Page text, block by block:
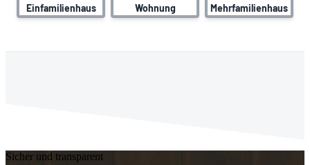
Sicher und transparent